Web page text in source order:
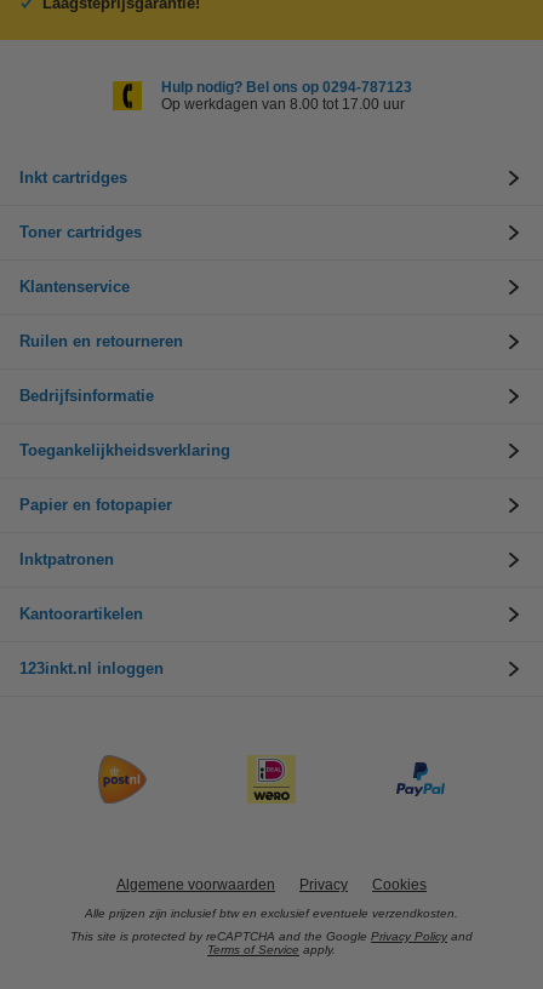
Hulp nodig? Bel ons op 0294-787123
Op werkdagen van 8.00 tot 17.00 uur
Inkt cartridges
Toner cartridges
Klantenservice
Ruilen en retourneren
Bedrijfsinformatie
Toegankelijkheidsverklaring
Papier en fotopapier
Inktpatronen
Kantoorartikelen
123inkt.nl inloggen
Algemene voorwaarden Privacy Cookies
Alle prijzen zijn inclusief btw en exclusief eventuele verzendkosten.
This site is protected by reCAPTCHA and the Google Privacy Policy and
Terms of Service apply.